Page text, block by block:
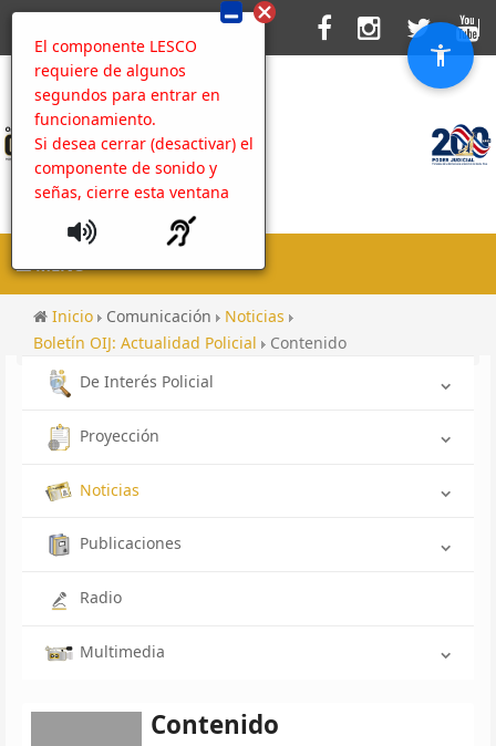
El componente LESCO
requiere de algunos
segundos para entrar en
funcionamiento.
Si desea cerrar (desactivar) el
componente de sonido y
señas, cierre esta ventana
MENU
Inicio Comunicación
Noticias
Boletín OIJ: Actualidad Policial
Contenido
De Interés Policial
Proyección
Noticias
Publicaciones
Radio
Multimedia
Contenido